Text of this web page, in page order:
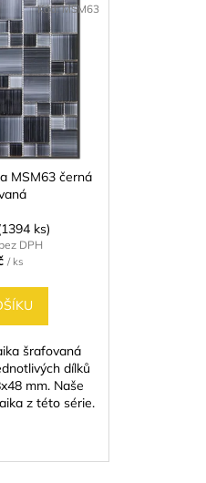
MSM63 černá
ks)
DPH
/ ks
šrafovaná
dílků
mm. Naše
z této série.
Kód:MSM63